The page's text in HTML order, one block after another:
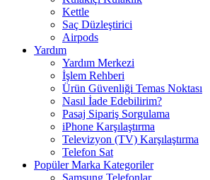
Kettle
Saç Düzleştirici
Airpods
Yardım
Yardım Merkezi
İşlem Rehberi
Ürün Güvenliği Temas Noktası
Nasıl İade Edebilirim?
Pasaj Sipariş Sorgulama
iPhone Karşılaştırma
Televizyon (TV) Karşılaştırma
Telefon Sat
Popüler Marka Kategoriler
Samsung Telefonlar